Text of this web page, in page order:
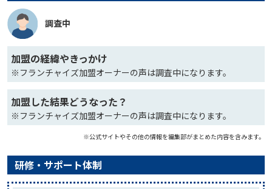
調査中
加盟の経緯やきっかけ
※フランチャイズ加盟オーナーの声は調査中になります。
加盟した結果どうなった？
※フランチャイズ加盟オーナーの声は調査中になります。
※公式サイトやその他の情報を編集部がまとめた内容を含みます。
研修・サポート体制